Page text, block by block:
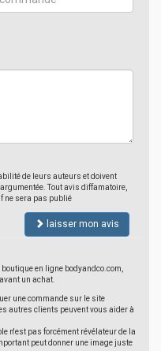
de leurs auteurs et doivent
Tout avis diffamatoire,
ne sera pas publié
laisser mon avis
en ligne bodyandco.com,
un achat.
une commande sur le site
autres clients peuvent vous aider à
n'est pas forcément révélateur de la
peut donner une image juste